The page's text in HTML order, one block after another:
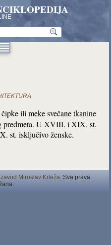
ili meke svečane tkanine
predmeta. U XVIII. i XIX. st.
st. isključivo ženske.
Miroslav Krleža. Sva prava